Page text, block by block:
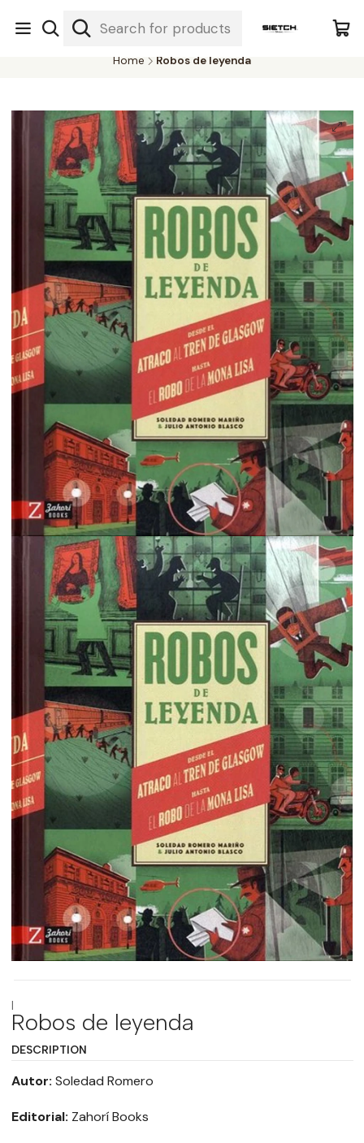
Nuestra librería - Serrano 317 local 3 - Limache.
#SomospartedelSietch
Home Robos de leyenda
|
Robos de leyenda
DESCRIPTION
Autor: Soledad Romero
Editorial: Zahorí Books